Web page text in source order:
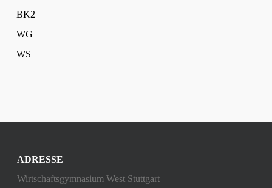
BK2
WG
WS
ADRESSE
Wirtschaftsgymnasium West Stuttgart